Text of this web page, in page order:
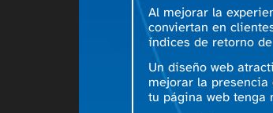
Al mejorar la
conviertan en
índices de retorno
Un diseño web
mejorar la presencia
tu página web tenga